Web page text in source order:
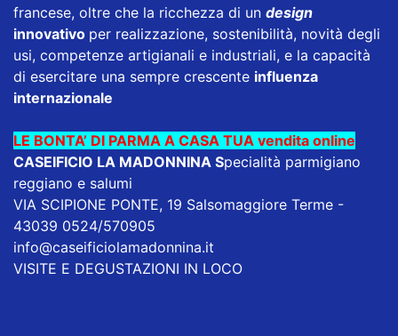
francese, oltre che la ricchezza di un design
innovativo per realizzazione, sostenibilità, novità degli
usi, competenze artigianali e industriali, e la capacità
di esercitare una sempre crescente influenza
internazionale
LE BONTA’ DI PARMA A CASA TUA vendita online
CASEIFICIO LA MADONNINA Specialità parmigiano
reggiano e salumi
VIA SCIPIONE PONTE, 19 Salsomaggiore Terme -
43039 0524/570905
info@caseificiolamadonnina.it
VISITE E DEGUSTAZIONI IN LOCO